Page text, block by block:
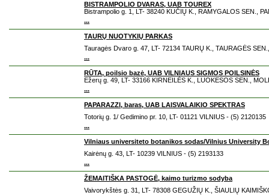
BISTRAMPOLIO DVARAS, UAB TOUREX
Bistrampolio g. 1, LT- 38240 KUČIŲ K., RAMYGALOS SEN.,
...
TAURŲ NUOTYKIŲ PARKAS
Tauragės Dvaro g. 47, LT- 72134 TAURŲ K., TAURAGĖS
...
RŪTA, poilsio bazė, UAB VILNIAUS SIGMOS POILSINĖS
Ežerų g. 49, LT- 33166 KIRNEILĖS K., LUOKESOS SEN.,
...
PAPARAZZI, baras, UAB LAISVALAIKIO SPEKTRAS
Totorių g. 1/ Gedimino pr. 10, LT- 01121 VILNIUS - (5) 2120135
...
Vilniaus universiteto botanikos sodas/Vilnius University
Kairėnų g. 43, LT- 10239 VILNIUS - (5) 2193133
...
ŽEMAITIŠKA PASTOGĖ, kaimo turizmo sodyba
Vaivorykštės g. 31, LT- 78308 GEGUŽIŲ K., ŠIAULIŲ